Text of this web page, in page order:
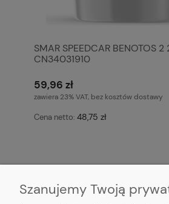
SMAR SPEEDCAR BENOTOS 2
CN34031910
59,96 zł
zawiera 23% VAT, bez kosztów dostawy
Cena netto: 48,75 zł
Szanujemy Twoją